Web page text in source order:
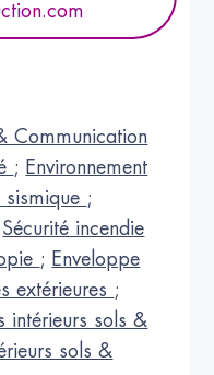
Communication
; Environnement
;
Sécurité incendie
; Enveloppe
extérieures ;
intérieurs sols &
sols &